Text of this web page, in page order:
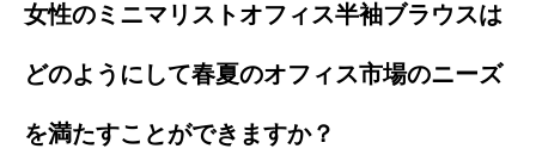
女性のミニマリストオフィス半袖ブラウスは
どのようにして春夏のオフィス市場のニーズ
を満たすことができますか？